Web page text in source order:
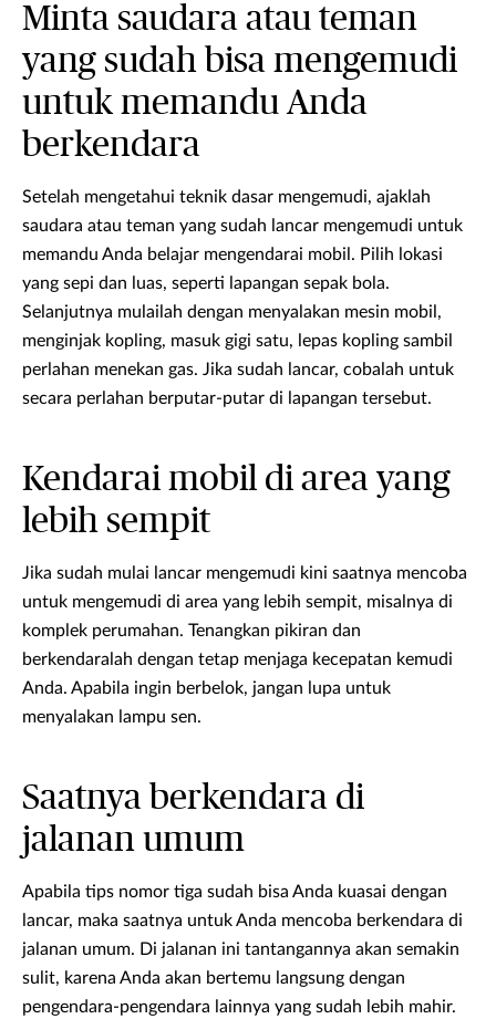
Minta saudara atau teman
yang sudah bisa mengemudi
untuk memandu Anda
berkendara
Setelah mengetahui teknik dasar mengemudi, ajaklah
saudara atau teman yang sudah lancar mengemudi untuk
memandu Anda belajar mengendarai mobil. Pilih lokasi
yang sepi dan luas, seperti lapangan sepak bola.
Selanjutnya mulailah dengan menyalakan mesin mobil,
menginjak kopling, masuk gigi satu, lepas kopling sambil
perlahan menekan gas. Jika sudah lancar, cobalah untuk
secara perlahan berputar-putar di lapangan tersebut.
Kendarai mobil di area yang
lebih sempit
Jika sudah mulai lancar mengemudi kini saatnya mencoba
untuk mengemudi di area yang lebih sempit, misalnya di
komplek perumahan. Tenangkan pikiran dan
berkendaralah dengan tetap menjaga kecepatan kemudi
Anda. Apabila ingin berbelok, jangan lupa untuk
menyalakan lampu sen.
Saatnya berkendara di
jalanan umum
Apabila tips nomor tiga sudah bisa Anda kuasai dengan
lancar, maka saatnya untuk Anda mencoba berkendara di
jalanan umum. Di jalanan ini tantangannya akan semakin
sulit, karena Anda akan bertemu langsung dengan
pengendara-pengendara lainnya yang sudah lebih mahir.